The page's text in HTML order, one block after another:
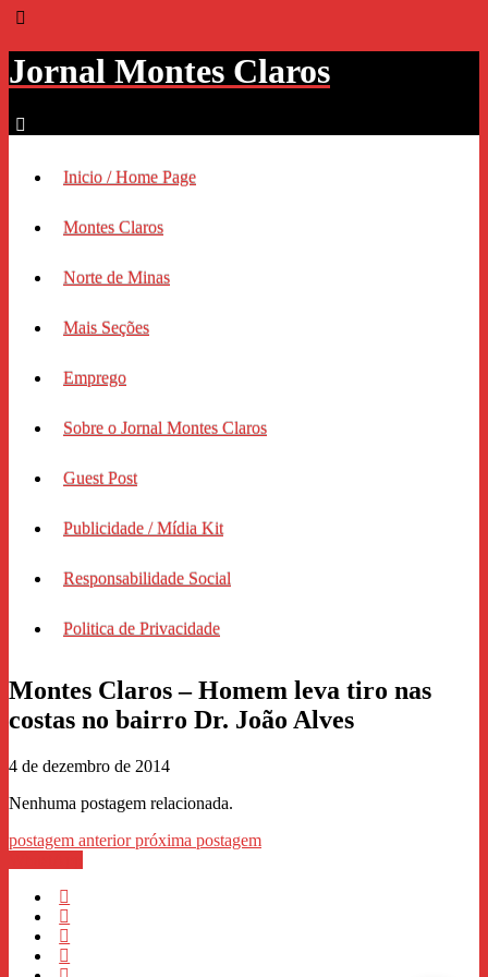
Jornal Montes Claros
Inicio / Home Page
Montes Claros
Norte de Minas
Mais Seções
Emprego
Sobre o Jornal Montes Claros
Guest Post
Publicidade / Mídia Kit
Responsabilidade Social
Politica de Privacidade
Montes Claros – Homem leva tiro nas
costas no bairro Dr. João Alves
4 de dezembro de 2014
Nenhuma postagem relacionada.
postagem anteriorpróxima postagem